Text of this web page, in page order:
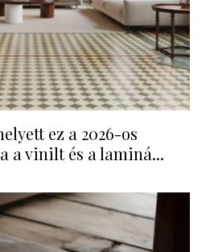
ez a 2026-os
a vinilt és a laminá...